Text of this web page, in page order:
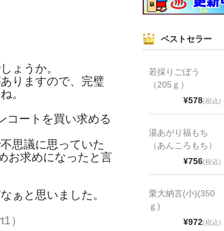
ょうか。
りますので、完璧
。
コートを買い求める
思議に思っていた
お求めになったと言
ぁと思いました。
）
ベストセラー
若採りごぼう
（205ｇ）
¥578(税込)
湯あがり福もち
（あんころもち）
¥756(税込)
栗大納言(小)(350
ｇ)
¥972(税込)